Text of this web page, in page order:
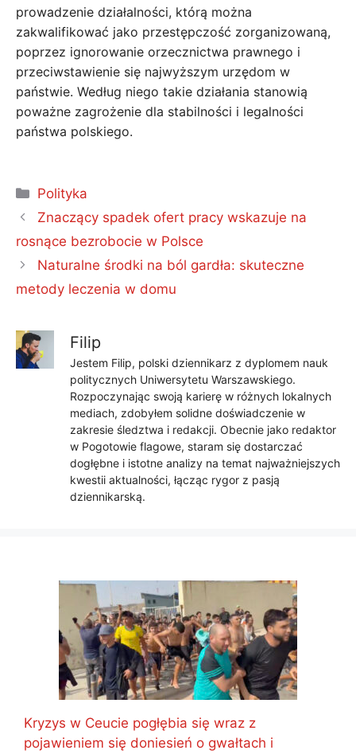
prowadzenie działalności, którą można
zakwalifikować jako przestępczość zorganizowaną,
poprzez ignorowanie orzecznictwa prawnego i
przeciwstawienie się najwyższym urzędom w
państwie. Według niego takie działania stanowią
poważne zagrożenie dla stabilności i legalności
państwa polskiego.
Kategorie
Polityka
Znaczący spadek ofert pracy wskazuje na
rosnące bezrobocie w Polsce
Naturalne środki na ból gardła: skuteczne
metody leczenia w domu
Filip
Jestem Filip, polski dziennikarz z dyplomem nauk
politycznych Uniwersytetu Warszawskiego.
Rozpoczynając swoją karierę w różnych lokalnych
mediach, zdobyłem solidne doświadczenie w
zakresie śledztwa i redakcji. Obecnie jako redaktor
w Pogotowie flagowe, staram się dostarczać
dogłębne i istotne analizy na temat najważniejszych
kwestii aktualności, łącząc rygor z pasją
dziennikarską.
Kryzys w Ceucie pogłębia się wraz z
pojawieniem się doniesień o gwałtach i